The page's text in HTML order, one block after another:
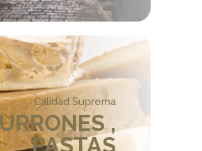
Calidad Suprema
,
PASTAS